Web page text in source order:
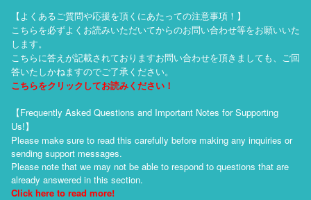
【よくあるご質問や応援を頂くにあたっての注意事項！】
こちらを必ずよくお読みいただいてからのお問い合わせ等をお願いいた
します。
こちらに答えが記載されておりますお問い合わせを頂きましても、ご回
答いたしかねますのでご了承ください。
こちらをクリックしてお読みください！
【Frequently Asked Questions and Important Notes for Supporting
Us!】
Please make sure to read this carefully before making any inquiries or
sending support messages.
Please note that we may not be able to respond to questions that are
already answered in this section.
Click here to read more!